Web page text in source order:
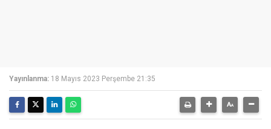
Yayınlanma: 18 Mayıs 2023 Perşembe 21:35